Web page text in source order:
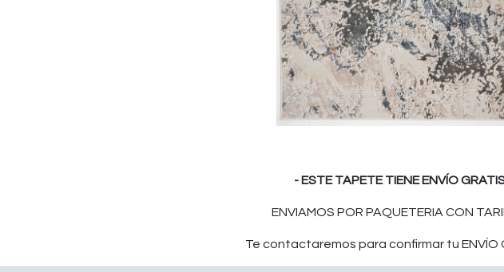
- ESTE TAPETE TIENE ENVÍO
ENVIAMOS POR PAQUETERIA CON
Te contactaremos para confirmar tu